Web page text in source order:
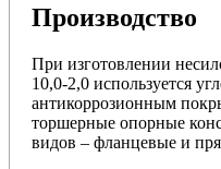
Производство
При изготовлении
10,0-2,0 используется
антикоррозионным
торшерные опорные
видов – фланцевые и